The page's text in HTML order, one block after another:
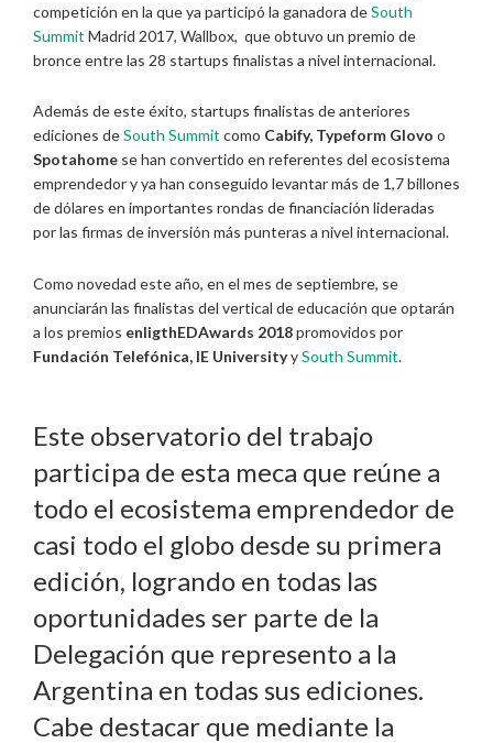
competición en la que ya participó la ganadora deSouth
Summit Madrid 2017, Wallbox, que obtuvo un premio de
bronce entre las 28 startups finalistas a nivel internacional.
Además de este éxito, startups finalistas de anteriores
ediciones deSouth Summit como Cabify, Typeform Glovo o
Spotahome se han convertido en referentes del ecosistema
emprendedor y ya han conseguido levantar más de 1,7 billones
de dólares en importantes rondas de financiación lideradas
por las firmas de inversión más punteras a nivel internacional.
Como novedad este año, en el mes de septiembre, se
anunciarán las finalistas del vertical de educación que optarán
a los premios enligthEDAwards 2018promovidos por
Fundación Telefónica, IE UniversityySouth Summit.
Este observatorio del trabajo
participa de esta meca que reúne a
todo el ecosistema emprendedor de
casi todo el globo desde su primera
edición, logrando en todas las
oportunidades ser parte de la
Delegación que represento a la
Argentina en todas sus ediciones.
Cabe destacar que mediante la